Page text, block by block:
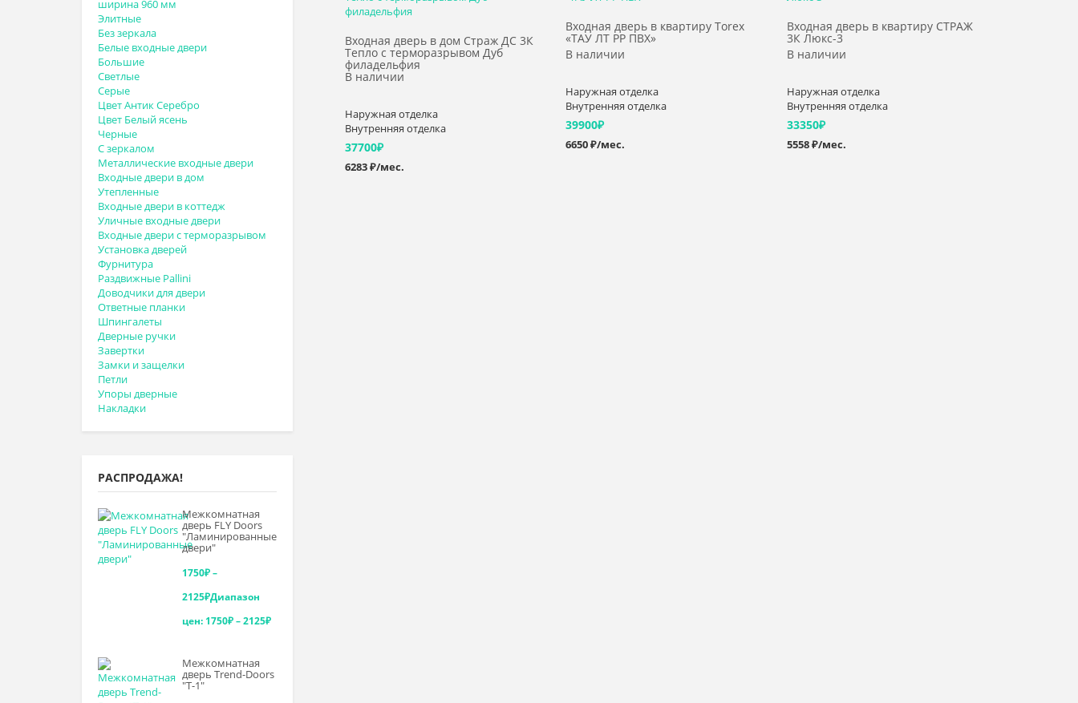
ширина 960 мм
Элитные
Без зеркала
Белые входные двери
Большие
Светлые
Серые
Цвет Антик Серебро
Цвет Белый ясень
Черные
С зеркалом
Металлические входные двери
Входные двери в дом
Утепленные
Входные двери в коттедж
Уличные входные двери
Входные двери с терморазрывом
Установка дверей
Фурнитура
Раздвижные Pallini
Доводчики для двери
Ответные планки
Шпингалеты
Дверные ручки
Завертки
Замки и защелки
Петли
Упоры дверные
Накладки
РАСПРОДАЖА!
Межкомнатная
дверь FLY Doors
"Ламинированные
двери"
1750₽–
2125₽Диапазон
цен: 1750₽ – 2125₽
Межкомнатная
дверь Trend-Doоrs
"Т-1"
Входная дверь в дом Страж ДС 3К
Тепло с терморазрывом Дуб
филадельфия
В наличии
Наружная отделка
Внутренняя отделка
37700₽
6283 ₽/мес.
Входная дверь в квартиру Torex
«ТАУ ЛТ PP ПВХ»
В наличии
Наружная отделка
Внутренняя отделка
39900₽
6650 ₽/мес.
Входная дверь в квартиру СТРАЖ
3К Люкс-3
В наличии
Наружная отделка
Внутренняя отделка
33350₽
5558 ₽/мес.